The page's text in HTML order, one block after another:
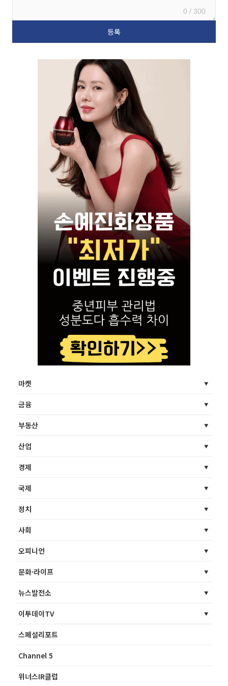
0 / 300
마켓
금융
부동산
산업
경제
국제
정치
사회
오피니언
문화·라이프
뉴스발전소
이투데이TV
스페셜리포트
Channel 5
위너스IR클럽